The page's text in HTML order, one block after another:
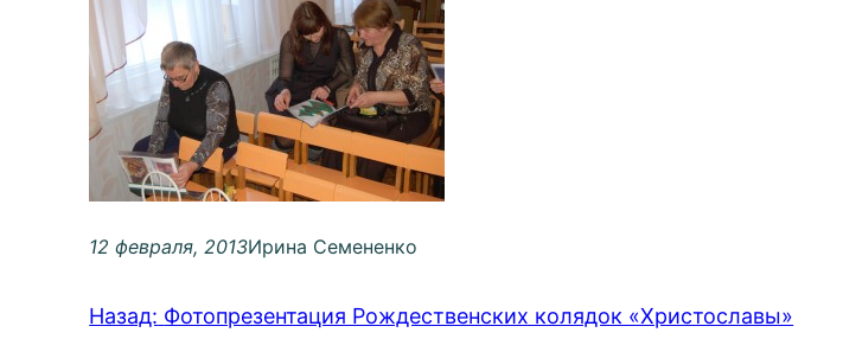
12 февраля, 2013Ирина Семененко
Назад: Фотопрезентация Рождественских колядок «Христославы»